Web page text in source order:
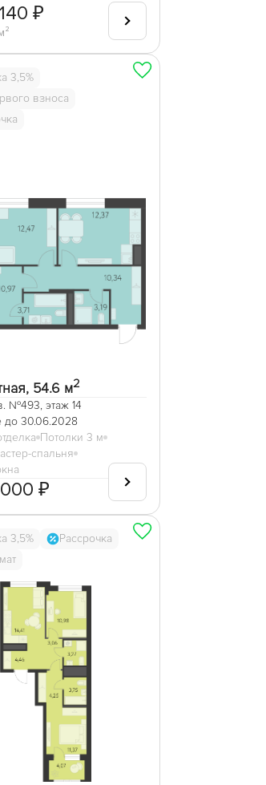
₽
3,5%
взноса
54.6 м2
№493, этаж 14
до 30.06.2028
Потолки 3 м
спальня
₽
3,5%
Рассрочка